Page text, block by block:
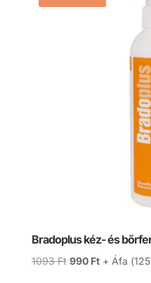
Bradoplus kéz- és
1093Ft Original
990 FtCurrent
+ Áfa (